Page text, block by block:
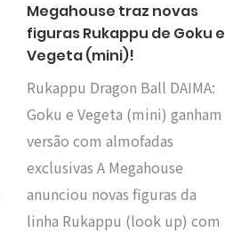
Megahouse traz novas
figuras Rukappu de Goku e
Vegeta (mini)!
Rukappu Dragon Ball DAIMA:
Goku e Vegeta (mini) ganham
versão com almofadas
exclusivas A Megahouse
anunciou novas figuras da
linha Rukappu (look up) com